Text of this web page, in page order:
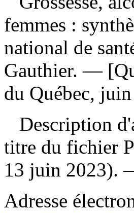
femmes :
national de
Gauthier. —
du Québec,
Description
titre du fichier
13 juin 2023).
Adresse